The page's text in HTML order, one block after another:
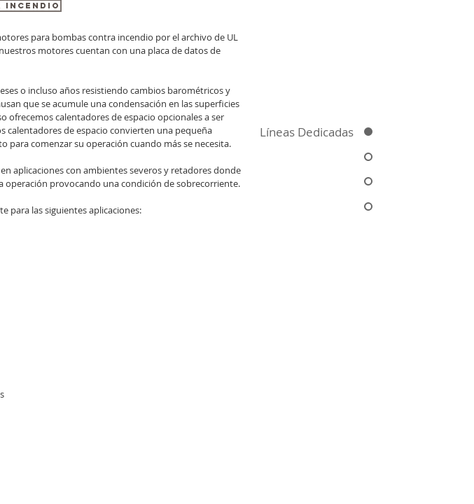
Líneas Dedicadas
INCENDIO
para bombas contra incendio por el archivo de UL
nuestros motores cuentan con una placa de datos de
o incluso años resistiendo cambios barométricos y
que se acumule una condensación en las superficies
ofrecemos calentadores de espacio opcionales a ser
calentadores de espacio convierten una pequeña
para comenzar su operación cuando más se necesita.
aplicaciones con ambientes severos y retadores donde
provocando una condición de sobrecorriente.
para las siguientes aplicaciones: